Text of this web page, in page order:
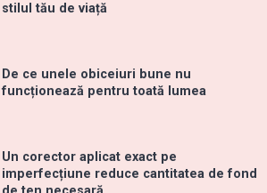
stilul tău de viață
De ce unele obiceiuri bune nu
funcționează pentru toată lumea
Un corector aplicat exact pe
imperfecțiune reduce cantitatea de fond